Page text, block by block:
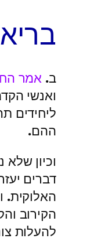
ב. אמר
ואנשי
ליחידים
ההם.
וכיון
דברים
האלוקית.
הקירוב
להעלות